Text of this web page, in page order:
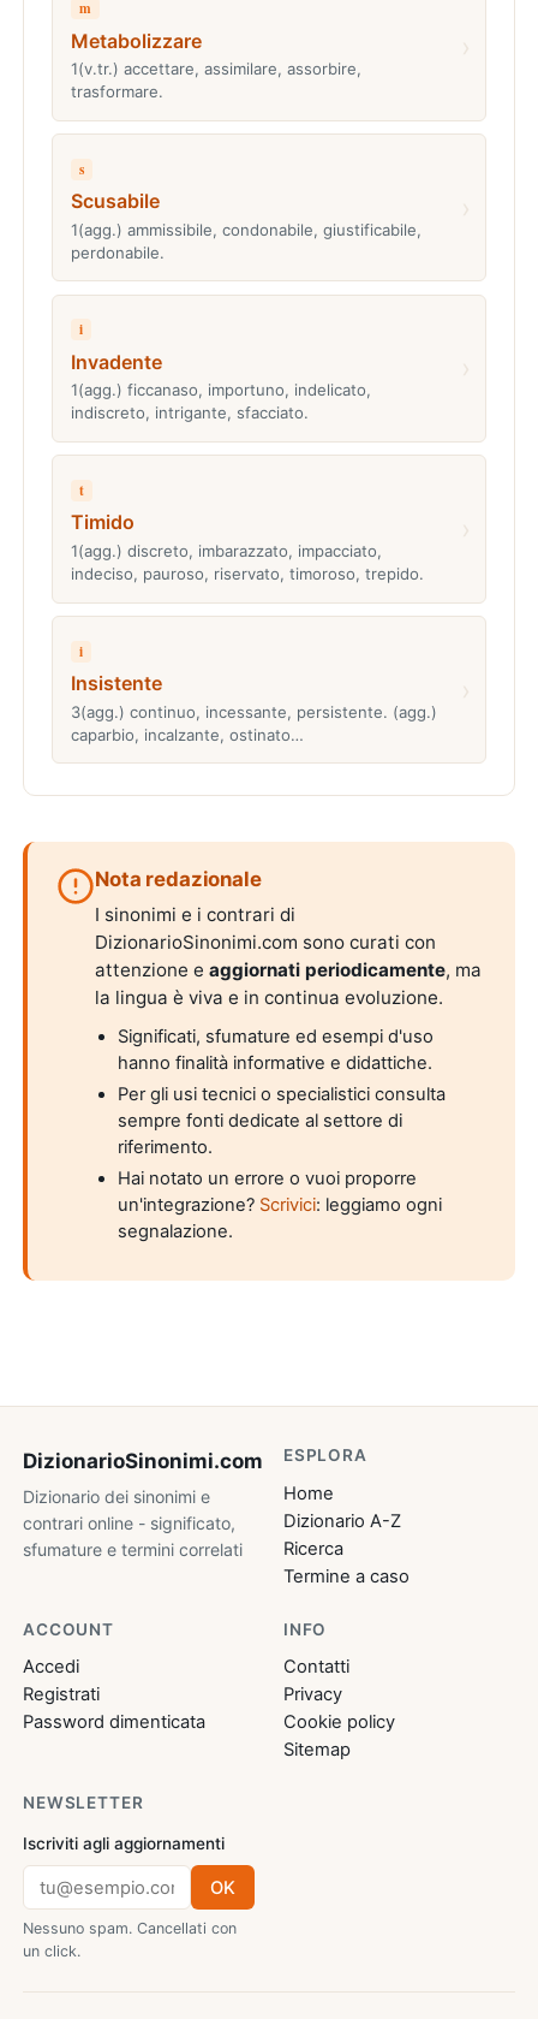
m
Metabolizzare
1(v.tr.) accettare, assimilare, assorbire,
trasformare.
s
Scusabile
1(agg.) ammissibile, condonabile, giustificabile,
perdonabile.
i
Invadente
1(agg.) ficcanaso, importuno, indelicato,
indiscreto, intrigante, sfacciato.
t
Timido
1(agg.) discreto, imbarazzato, impacciato,
indeciso, pauroso, riservato, timoroso, trepido.
i
Insistente
3(agg.) continuo, incessante, persistente. (agg.)
caparbio, incalzante, ostinato…
Nota redazionale
I sinonimi e i contrari di
DizionarioSinonimi.com sono curati con
attenzione eaggiornati periodicamente, ma
la lingua è viva e in continua evoluzione.
Significati, sfumature ed esempi d'uso
hanno finalità informative e didattiche.
Per gli usi tecnici o specialistici consulta
sempre fonti dedicate al settore di
riferimento.
Hai notato un errore o vuoi proporre
un'integrazione? Scrivici: leggiamo ogni
segnalazione.
DizionarioSinonimi.com
Dizionario dei sinonimi e
contrari online - significato,
sfumature e termini correlati
ESPLORA
Home
Dizionario A-Z
Ricerca
Termine a caso
ACCOUNT
Accedi
Registrati
Password dimenticata
INFO
Contatti
Privacy
Cookie policy
Sitemap
NEWSLETTER
Iscriviti agli aggiornamenti
OK
Nessuno spam. Cancellati con
un click.